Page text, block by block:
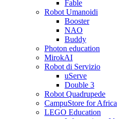
Fable
Robot Umanoidi
Booster
NAO
Buddy
Photon education
MirokAI
Robot di Servizio
uServe
Double 3
Robot Quadrupede
CampuStore for Africa
LEGO Education